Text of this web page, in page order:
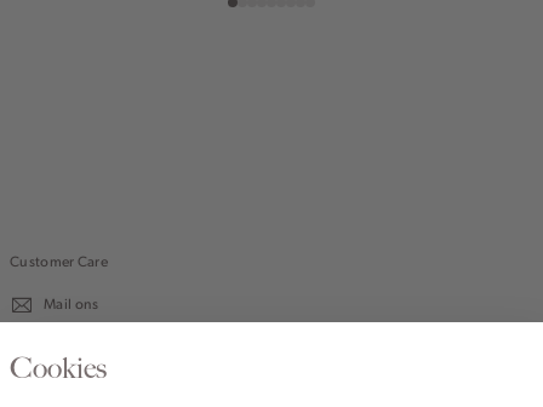
Customer Care
Mail ons
020 - 3412 670
Cookies